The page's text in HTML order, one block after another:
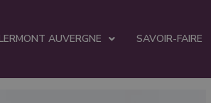
AUVERGNE SAVOIR-FAIRE